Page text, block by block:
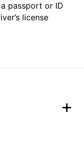
passport or ID
license